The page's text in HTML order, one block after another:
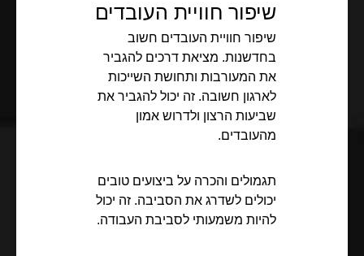
שיפור חוויית העובדים
שיפור חוויית העובדים חשוב
בחדשנות. מציאת דרכים להגביר
את המעורבות ותחושת השייכות
לארגון חשובה. זה יכול להגביר את
שביעות הרצון ולדרוש אמון
מהעובדים.
תגמולים והכרה על ביצועים טובים
יכולים לשדרג את הסביבה. זה יכול
להיות משמעותי לסביבת העבודה.